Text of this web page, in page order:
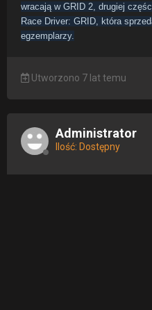
wracają w GRID 2, drugiej
Race Driver: GRID, która
egzemplarzy.
Utworzono 7 lat temu
Administrator
Ilość: Dostępny